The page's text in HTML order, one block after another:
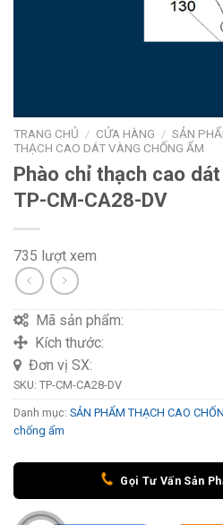
TRANG CHỦ / CỬA HÀNG / SẢN
THẠCH CAO DÁT VÀNG CHỐNG ẨM
Phào chỉ thạch cao
TP-CM-CA28-DV
735 lượt xem
Mã sản phẩm:
Kích thước:
Đơn vị SX:
SKU: TP-CM-CA28-DV
Danh mục: SẢN PHẨM THẠCH CAO
chống ẩm
Gọi Tư Vấn Sản